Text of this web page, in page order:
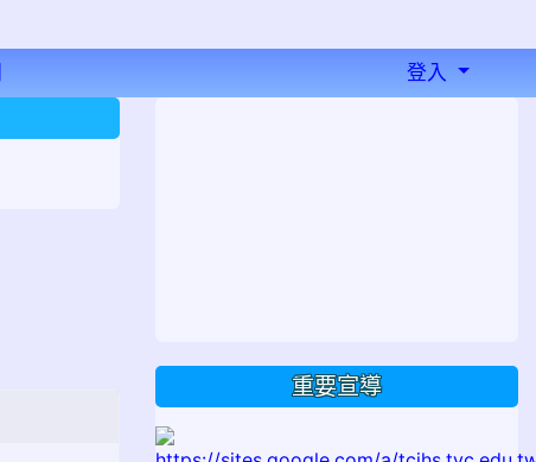
登入
重要宣導